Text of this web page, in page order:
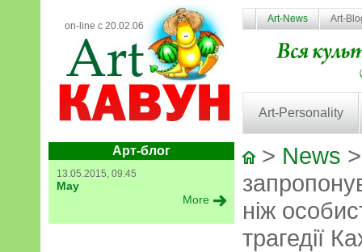
on-line с 20.02.06
Art-News Art-
Art-Personality
Арт-блог
13.05.2015, 09:45
May
More
> News
ніж
трагедії